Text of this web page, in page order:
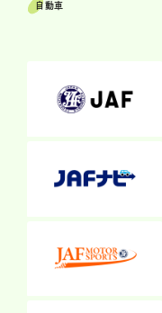
自動車